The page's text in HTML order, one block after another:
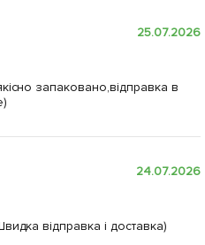
25.07.2026
запаковано,відправка в
24.07.2026
відправка і доставка)